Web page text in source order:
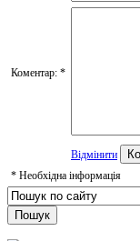
Коментар: *
Відмінити
* Необхідна інформація